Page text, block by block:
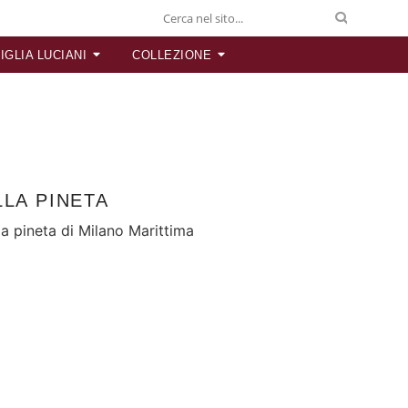
LUCIANI COLLEZIONE
PINETA
pineta di Milano Marittima